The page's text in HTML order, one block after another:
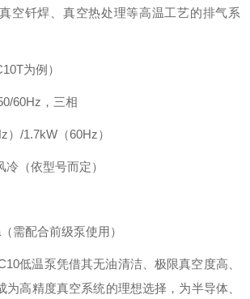
空钎焊、真空热处理等高温工艺的排气系
为例）‌
60Hz，三相
）/1.7kW（60Hz）
（依型号而定）
需配合前级泵使用）
低温泵凭借其无油清洁、极限真空度高、
为高精度真空系统的理想选择，为半导体、